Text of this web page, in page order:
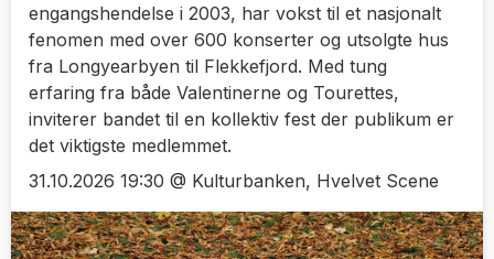
engangshendelse i 2003, har vokst til et nasjonalt
fenomen med over 600 konserter og utsolgte hus
fra Longyearbyen til Flekkefjord. Med tung
erfaring fra både Valentinerne og Tourettes,
inviterer bandet til en kollektiv fest der publikum er
det viktigste medlemmet.
31.10.2026 19:30 @ Kulturbanken, Hvelvet Scene